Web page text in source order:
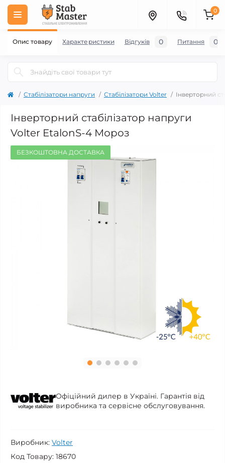
0
Стабілізатори напруги Стабілізатори Volter Інверторний
Інверторний стабілізатор напруги
Volter EtalonS-4 Мороз
БЕЗКОШТОВНА ДОСТАВКА
Офіційний дилер в Україні. Гарантія від
виробника та сервісне обслуговування.
Виробник: Volter
Код Товару: 18670
Опис товару Характеристики Відгуків 0 Питання 0